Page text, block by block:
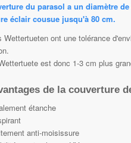
du parasol a un diamètre
éclair cousue jusqu'à 80 cm.
Wettertueten ont une tolérance
est donc 1-3 cm plus
de la couverture
étanche
anti-moisissure